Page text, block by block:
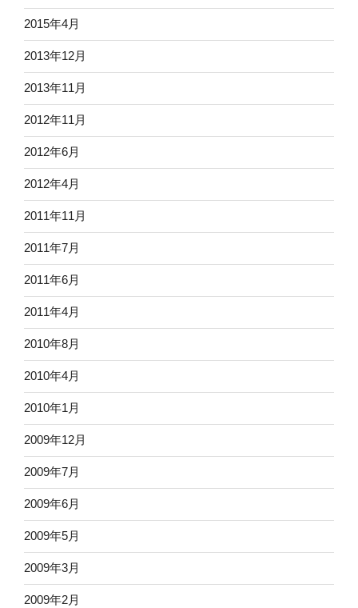
2015年4月
2013年12月
2013年11月
2012年11月
2012年6月
2012年4月
2011年11月
2011年7月
2011年6月
2011年4月
2010年8月
2010年4月
2010年1月
2009年12月
2009年7月
2009年6月
2009年5月
2009年3月
2009年2月